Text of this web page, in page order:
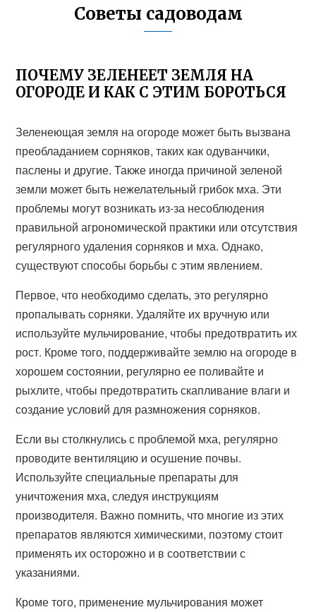
Советы садоводам
ПОЧЕМУ ЗЕЛЕНЕЕТ ЗЕМЛЯ НА
ОГОРОДЕ И КАК С ЭТИМ БОРОТЬСЯ
Зеленеющая земля на огороде может быть вызвана
преобладанием сорняков, таких как одуванчики,
паслены и другие. Также иногда причиной зеленой
земли может быть нежелательный грибок мха. Эти
проблемы могут возникать из-за несоблюдения
правильной агрономической практики или отсутствия
регулярного удаления сорняков и мха. Однако,
существуют способы борьбы с этим явлением.
Первое, что необходимо сделать, это регулярно
пропалывать сорняки. Удаляйте их вручную или
используйте мульчирование, чтобы предотвратить их
рост. Кроме того, поддерживайте землю на огороде в
хорошем состоянии, регулярно ее поливайте и
рыхлите, чтобы предотвратить скапливание влаги и
создание условий для размножения сорняков.
Если вы столкнулись с проблемой мха, регулярно
проводите вентиляцию и осушение почвы.
Используйте специальные препараты для
уничтожения мха, следуя инструкциям
производителя. Важно помнить, что многие из этих
препаратов являются химическими, поэтому стоит
применять их осторожно и в соответствии с
указаниями.
Кроме того, применение мульчирования может